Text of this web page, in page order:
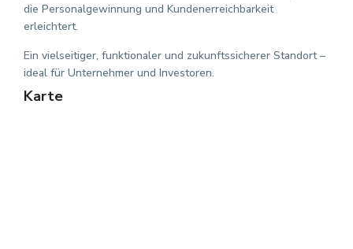
die Personalgewinnung und Kundenerreichbarkeit
erleichtert.
Ein vielseitiger, funktionaler und zukunftssicherer Standort –
ideal für Unternehmer und Investoren.
Karte